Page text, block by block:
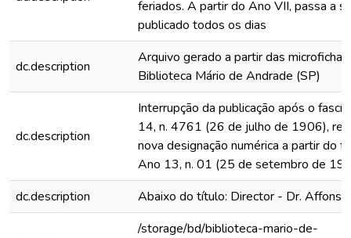
feriados. A partir do Ano VII, passa a
publicado todos os dias
dc.description
Arquivo gerado a partir das
Biblioteca Mário de Andrade (SP)
dc.description
Interrupção da publicação após o
14, n. 4761 (26 de julho de 1906),
nova designação numérica a partir do
Ano 13, n. 01 (25 de setembro de
dc.description
Abaixo do título: Director - Dr.
/storage/bd/biblioteca-mario-de-